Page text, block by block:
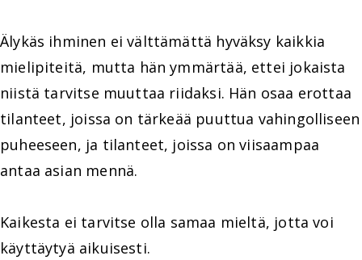
Älykäs ihminen ei välttämättä hyväksy kaikkia
mielipiteitä, mutta hän ymmärtää, ettei jokaista
niistä tarvitse muuttaa riidaksi. Hän osaa erottaa
tilanteet, joissa on tärkeää puuttua vahingolliseen
puheeseen, ja tilanteet, joissa on viisaampaa
antaa asian mennä.
Kaikesta ei tarvitse olla samaa mieltä, jotta voi
käyttäytyä aikuisesti.